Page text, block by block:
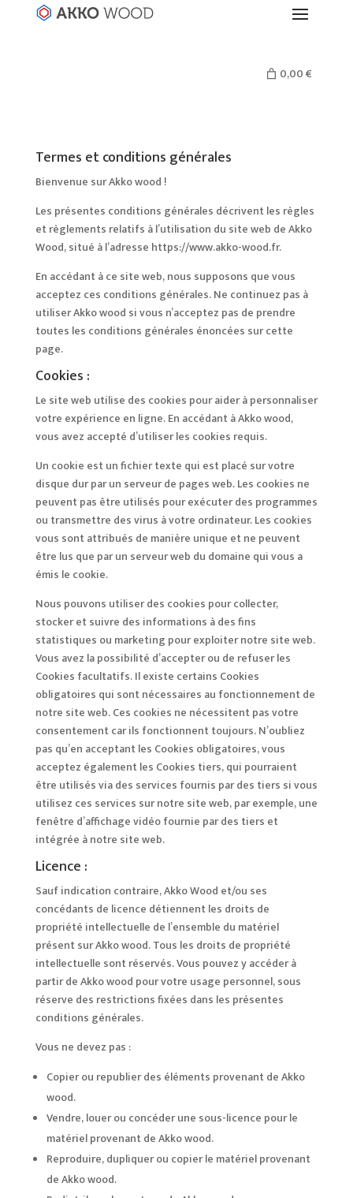
0,00 €
Termes et conditions générales
Bienvenue sur Akko wood !
Les présentes conditions générales décrivent les règles
et règlements relatifs à l’utilisation du site web de Akko
Wood, situé à l’adresse https://www.akko-wood.fr.
En accédant à ce site web, nous supposons que vous
acceptez ces conditions générales. Ne continuez pas à
utiliser Akko wood si vous n’acceptez pas de prendre
toutes les conditions générales énoncées sur cette
page.
Cookies :
Le site web utilise des cookies pour aider à personnaliser
votre expérience en ligne. En accédant à Akko wood,
vous avez accepté d’utiliser les cookies requis.
Un cookie est un fichier texte qui est placé sur votre
disque dur par un serveur de pages web. Les cookies ne
peuvent pas être utilisés pour exécuter des programmes
ou transmettre des virus à votre ordinateur. Les cookies
vous sont attribués de manière unique et ne peuvent
être lus que par un serveur web du domaine qui vous a
émis le cookie.
Nous pouvons utiliser des cookies pour collecter,
stocker et suivre des informations à des fins
statistiques ou marketing pour exploiter notre site web.
Vous avez la possibilité d’accepter ou de refuser les
Cookies facultatifs. Il existe certains Cookies
obligatoires qui sont nécessaires au fonctionnement de
notre site web. Ces cookies ne nécessitent pas votre
consentement car ils fonctionnent toujours. N’oubliez
pas qu’en acceptant les Cookies obligatoires, vous
acceptez également les Cookies tiers, qui pourraient
être utilisés via des services fournis par des tiers si vous
utilisez ces services sur notre site web, par exemple, une
fenêtre d’affichage vidéo fournie par des tiers et
intégrée à notre site web.
Licence :
Sauf indication contraire, Akko Wood et/ou ses
concédants de licence détiennent les droits de
propriété intellectuelle de l’ensemble du matériel
présent sur Akko wood. Tous les droits de propriété
intellectuelle sont réservés. Vous pouvez y accéder à
partir de Akko wood pour votre usage personnel, sous
réserve des restrictions fixées dans les présentes
conditions générales.
Vous ne devez pas :
Copier ou republier des éléments provenant de Akko
wood.
Vendre, louer ou concéder une sous-licence pour le
matériel provenant de Akko wood.
Reproduire, dupliquer ou copier le matériel provenant
de Akko wood.